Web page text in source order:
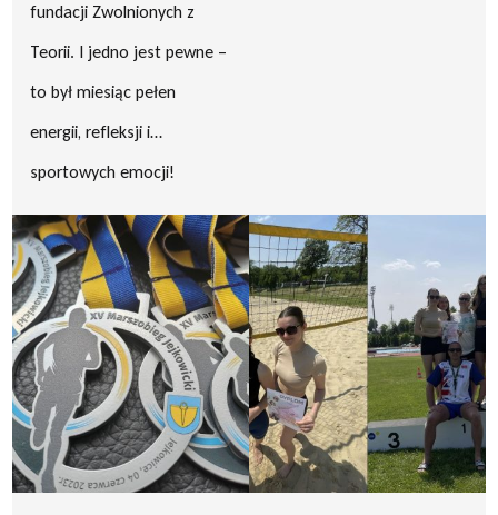
fundacji Zwolnionych z
Teorii. I jedno jest pewne –
to był miesiąc pełen
energii, refleksji i…
sportowych emocji!